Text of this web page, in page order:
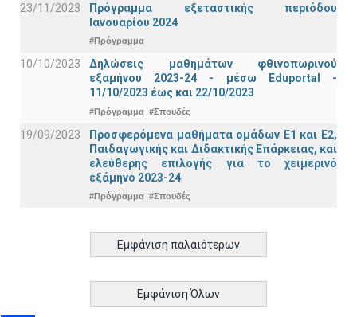
23/11/2023
Πρόγραμμα εξεταστικής περιόδου
Ιανουαρίου 2024
#Πρόγραμμα
10/10/2023
Δηλώσεις μαθημάτων φθινοπωρινού
εξαμήνου 2023-24 - μέσω Εduportal -
11/10/2023 έως και 22/10/2023
#Πρόγραμμα #Σπουδές
19/09/2023
Προσφερόμενα μαθήματα ομάδων Ε1 και Ε2,
Παιδαγωγικής και Διδακτικής Επάρκειας, και
ελεύθερης επιλογής για το χειμερινό
εξάμηνο 2023-24
#Πρόγραμμα #Σπουδές
Εμφάνιση παλαιότερων
Εμφάνιση Όλων